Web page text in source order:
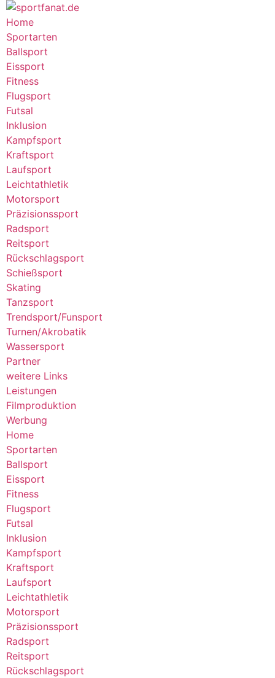
Home
Sportarten
Ballsport
Eissport
Fitness
Flugsport
Futsal
Inklusion
Kampfsport
Kraftsport
Laufsport
Leichtathletik
Motorsport
Präzisionssport
Radsport
Reitsport
Rückschlagsport
Schießsport
Skating
Tanzsport
Trendsport/Funsport
Turnen/Akrobatik
Wassersport
Partner
weitere Links
Leistungen
Filmproduktion
Werbung
Home
Sportarten
Ballsport
Eissport
Fitness
Flugsport
Futsal
Inklusion
Kampfsport
Kraftsport
Laufsport
Leichtathletik
Motorsport
Präzisionssport
Radsport
Reitsport
Rückschlagsport